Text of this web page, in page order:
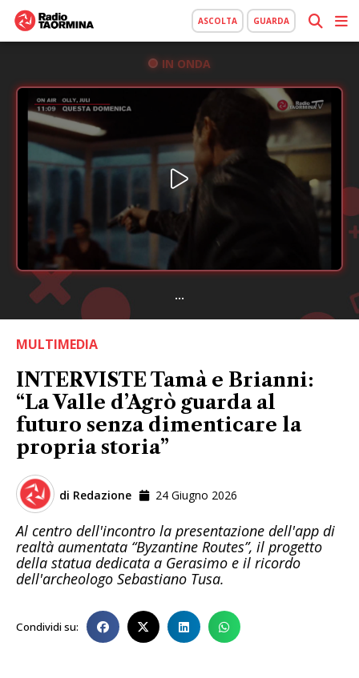
ASCOLTA GUARDA
IN ONDA
...
MULTIMEDIA
INTERVISTE Tamà e Brianni:
“La Valle d’Agrò guarda al
futuro senza dimenticare la
propria storia”
di Redazione 24 Giugno 2026
Al centro dell'incontro la presentazione dell'app di
realtà aumentata “Byzantine Routes”, il progetto
della statua dedicata a Gerasimo e il ricordo
dell'archeologo Sebastiano Tusa.
Condividi su: